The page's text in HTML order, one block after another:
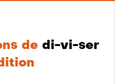
de di-vi-ser